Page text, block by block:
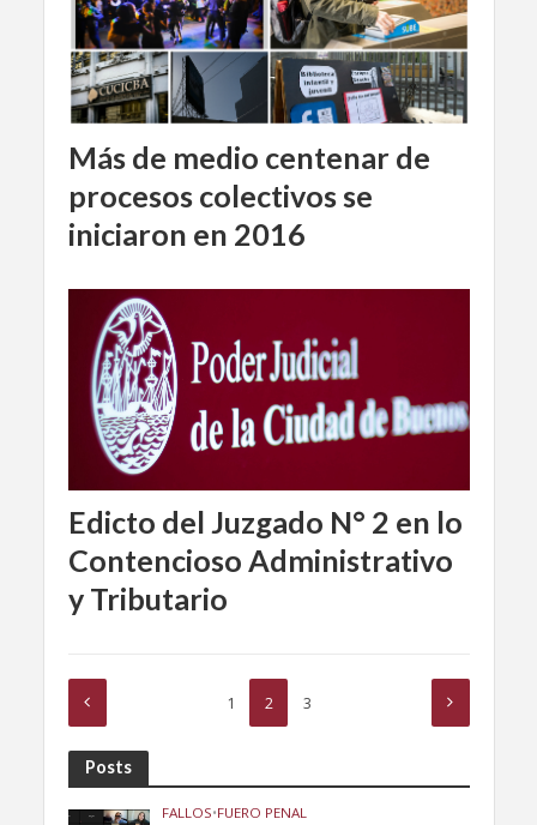
Más de medio centenar de
procesos colectivos se
iniciaron en 2016
Edicto del Juzgado N° 2 en lo
Contencioso Administrativo
y Tributario
1 2 3
Posts
FALLOS•FUERO PENAL